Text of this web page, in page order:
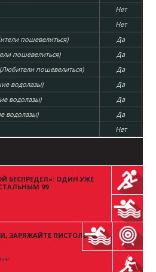
Нет
Нет
пошевелиться)
Да
пошевелиться)
Да
пошевелиться)
Да
водолазы)
Да
водолазы)
Да
водолазы)
Да
Нет
БЕСПРЕДЕЛ»: ОДИН УЖЕ
99
ЗАРЯЖАЙТЕ ПИСТОЛЕТЫ